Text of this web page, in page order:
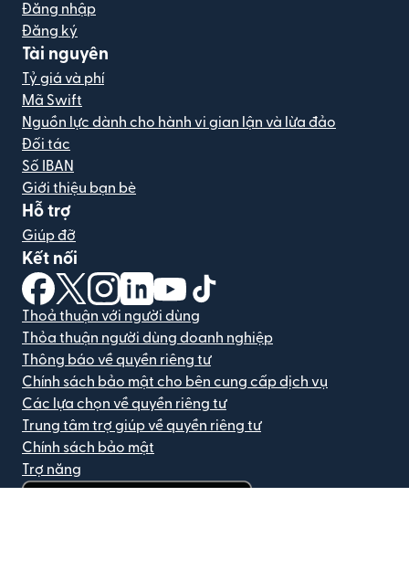
Đăng nhập
Đăng ký
Tài nguyên
Tỷ giá và phí
Mã Swift
Nguồn lực dành cho hành vi gian lận và lừa đảo
Đối tác
Số IBAN
Giới thiệu bạn bè
Hỗ trợ
Giúp đỡ
Kết nối
(mở trong cửa sổ mới)
(mở trong cửa sổ mới)
(mở trong cửa sổ mới)
(mở trong cửa sổ mới)
(mở trong cửa sổ mới)
Thoả thuận với người dùng
Thỏa thuận người dùng doanh nghiệp
Thông báo về quyền riêng tư
Chính sách bảo mật cho bên cung cấp dịch vụ
Các lựa chọn về quyền riêng tư
Trung tâm trợ giúp về quyền riêng tư
Chính sách bảo mật
Trợ năng